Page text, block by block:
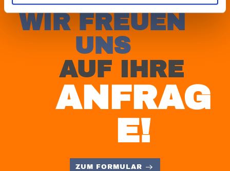
WIR FREUEN
UNS
AUF IHRE
ANFRAG
E!
ZUM FORMULAR